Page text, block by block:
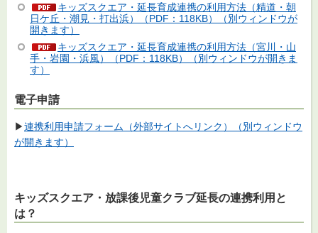
キッズスクエア・延長育成連携の利用方法（精道・朝
日ケ丘・潮見・打出浜）（PDF：118KB）（別ウィンドウが
開きます）
キッズスクエア・延長育成連携の利用方法（宮川・山
手・岩園・浜風）（PDF：118KB）（別ウィンドウが開きま
す）
電子申請
▶連携利用申請フォーム（外部サイトへリンク）（別ウィンドウ
が開きます）
キッズスクエア・放課後児童クラブ延長の連携利用と
は？